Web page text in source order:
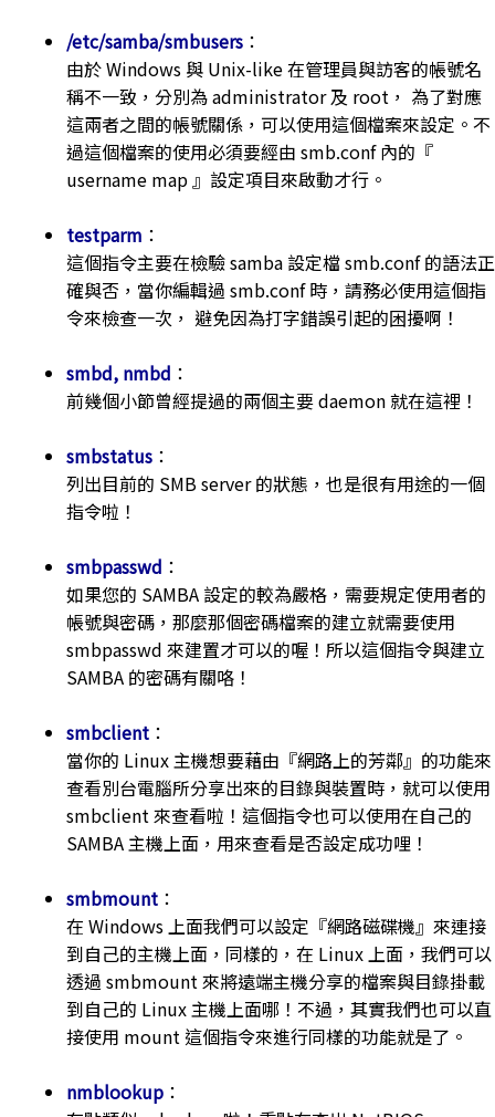
/etc/samba/smbusers ：
由於 Windows 與 Unix-like 在管理員與訪客的帳號名
稱不一致，分別為 administrator 及 root， 為了對應
這兩者之間的帳號關係，可以使用這個檔案來設定。不
過這個檔案的使用必須要經由 smb.conf 內的『
username map 』設定項目來啟動才行。
testparm ：
這個指令主要在檢驗 samba 設定檔 smb.conf 的語法正
確與否，當你編輯過 smb.conf 時，請務必使用這個指
令來檢查一次， 避免因為打字錯誤引起的困擾啊！
smbd, nmbd ：
前幾個小節曾經提過的兩個主要 daemon 就在這裡！
smbstatus ：
列出目前的 SMB server 的狀態，也是很有用途的一個
指令啦！
smbpasswd ：
如果您的 SAMBA 設定的較為嚴格，需要規定使用者的
帳號與密碼，那麼那個密碼檔案的建立就需要使用
smbpasswd 來建置才可以的喔！所以這個指令與建立
SAMBA 的密碼有關咯！
smbclient ：
當你的 Linux 主機想要藉由『網路上的芳鄰』的功能來
查看別台電腦所分享出來的目錄與裝置時，就可以使用
smbclient 來查看啦！這個指令也可以使用在自己的
SAMBA 主機上面，用來查看是否設定成功哩！
smbmount ：
在 Windows 上面我們可以設定『網路磁碟機』來連接
到自己的主機上面，同樣的，在 Linux 上面，我們可以
透過 smbmount 來將遠端主機分享的檔案與目錄掛載
到自己的 Linux 主機上面哪！不過，其實我們也可以直
接使用 mount 這個指令來進行同樣的功能就是了。
nmblookup ：